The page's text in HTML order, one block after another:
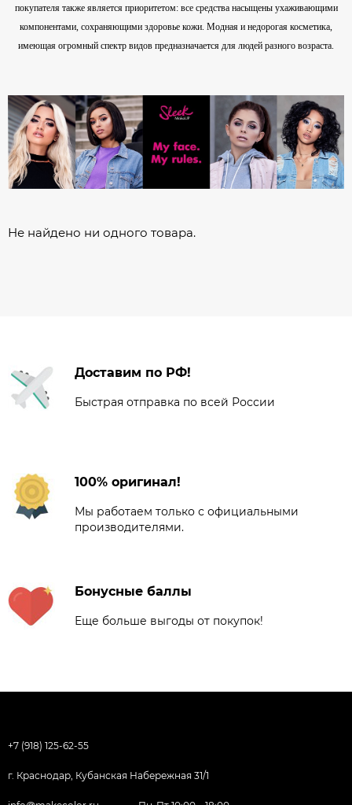
покупателя также является приоритетом: все средства насыщены ухаживающими
компонентами, сохраняющими здоровье кожи. Модная и недорогая косметика,
имеющая огромный спектр видов предназначается для людей разного возраста.
Не найдено ни одного товара.
Доставим по РФ!
Быстрая отправка по всей России
100% оригинал!
Мы работаем только с официальными
производителями.
Бонусные баллы
Еще больше выгоды от покупок!
+7 (918) 125-62-55
г. Краснодар, Кубанская Набережная 31/1